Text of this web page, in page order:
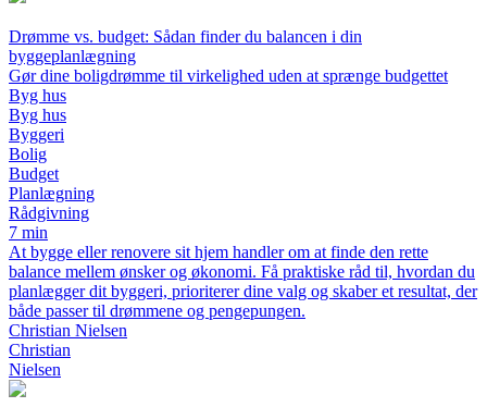
Drømme vs. budget: Sådan finder du balancen i din
byggeplanlægning
Gør dine boligdrømme til virkelighed uden at sprænge budgettet
Byg hus
Byg hus
Byggeri
Bolig
Budget
Planlægning
Rådgivning
7 min
At bygge eller renovere sit hjem handler om at finde den rette
balance mellem ønsker og økonomi. Få praktiske råd til, hvordan du
planlægger dit byggeri, prioriterer dine valg og skaber et resultat, der
både passer til drømmene og pengepungen.
Christian Nielsen
Christian
Nielsen